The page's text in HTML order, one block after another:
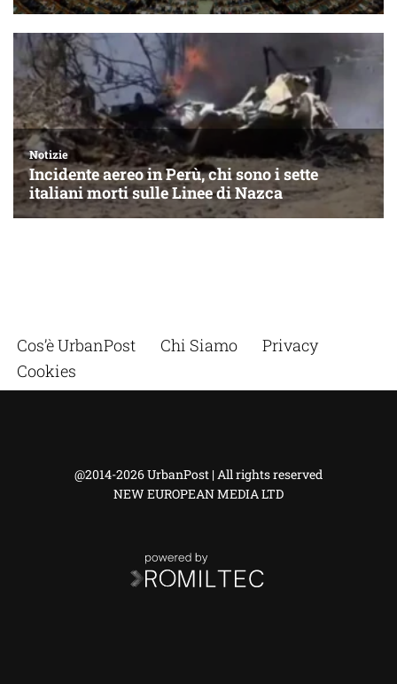
Cos’è UrbanPost Chi Siamo
Privacy
Cookies
@2014-2026 UrbanPost | All rights reserved
NEW EUROPEAN MEDIA LTD